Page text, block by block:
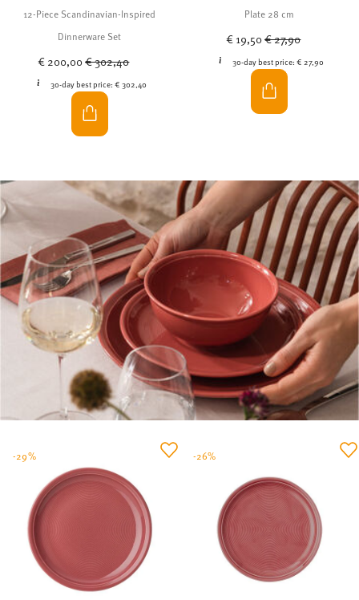
12-Piece Scandinavian-Inspired
Dinnerware Set
€ 200,00Price reduced from
€ 302,40
30-day best price: € 302,40
Plate 28 cm
€ 19,50Price reduced from
€ 27,90
30-day best price:€ 27,90
-29% -26%